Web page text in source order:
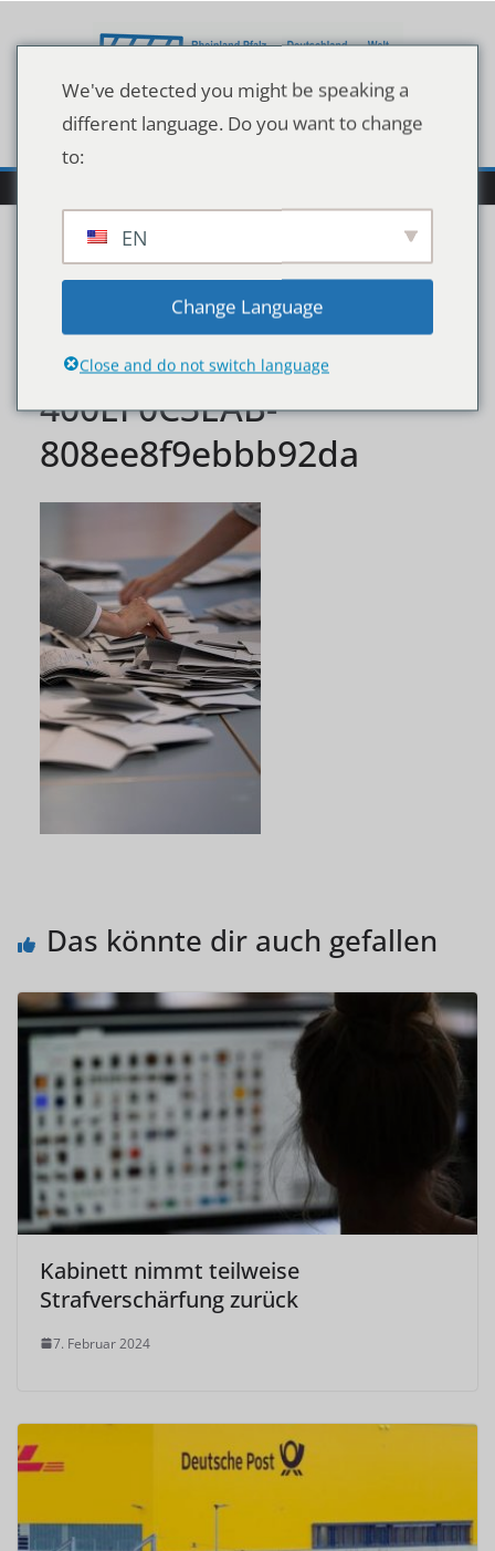
Inhalt
w1900_h2855_x998_y150
0_DPA_bfunk_dpa_5FA67
400EF0C3EAB-
808ee8f9ebbb92da
Das könnte dir auch gefallen
Kabinett nimmt teilweise
Strafverschärfung zurück
7. Februar 2024
We've detected you might be speaking a
different language. Do you want to change
to:
EN
Change Language
Close and do not switch language